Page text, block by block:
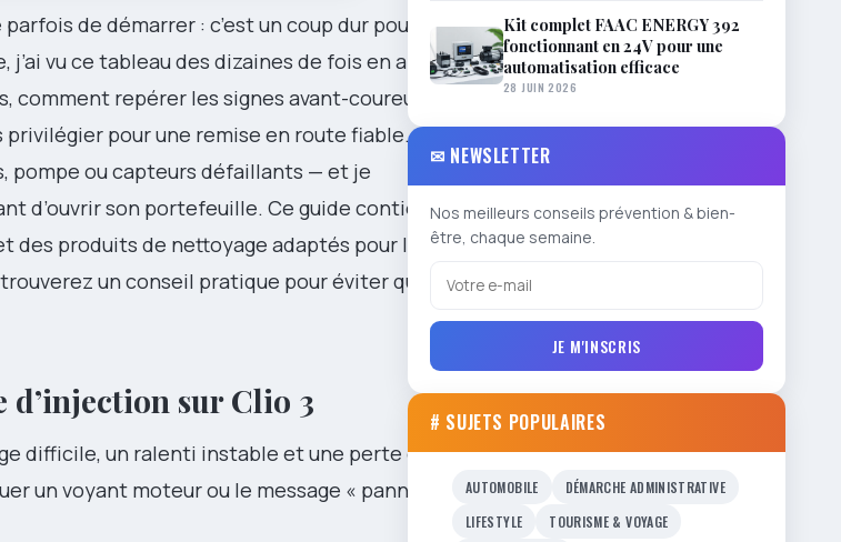
de démarrer : c’est un coup dur pour qui
vu ce tableau des dizaines de fois en aidant
comment repérer les signes avant-coureurs,
pour une remise en route fiable. On
pompe ou capteurs défaillants — et je
d’ouvrir son portefeuille. Ce guide contient
produits de nettoyage adaptés pour le
un conseil pratique pour éviter que la
d’injection sur Clio 3
difficile, un ralenti instable et une perte de
un voyant moteur ou le message « panne
Kit complet FAAC ENERGY 392
fonctionnant en 24V pour une
automatisation efficace
28 JUIN 2026
✉ NEWSLETTER
Nos meilleurs conseils prévention & bien-
être, chaque semaine.
JE M'INSCRIS
# SUJETS POPULAIRES
AUTOMOBILE
DÉMARCHE ADMINISTRATIVE
LIFESTYLE
TOURISME & VOYAGE